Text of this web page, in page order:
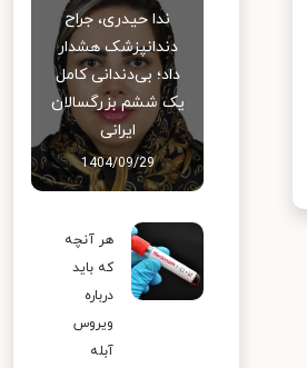
ندا حیدری، جراح
دندانپزشک هشدار
داد؛ بی‌دندانی کامل
یک ششم بزرگسالان
ایرانی
1404/09/29
هر آنچه
که باید
درباره
ویروس
آبله